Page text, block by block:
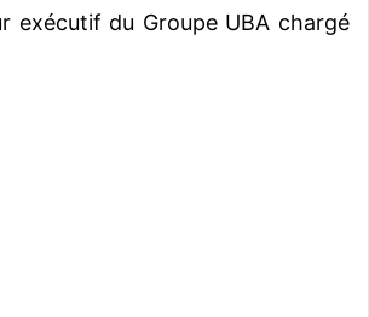
exécutif du Groupe UBA chargé